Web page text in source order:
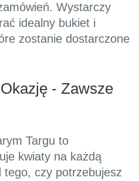
Wystarczy
idealny bukiet i
zostanie dostarczone
- Zawsze
Targu to
kwiaty na każdą
tego, czy potrzebujesz